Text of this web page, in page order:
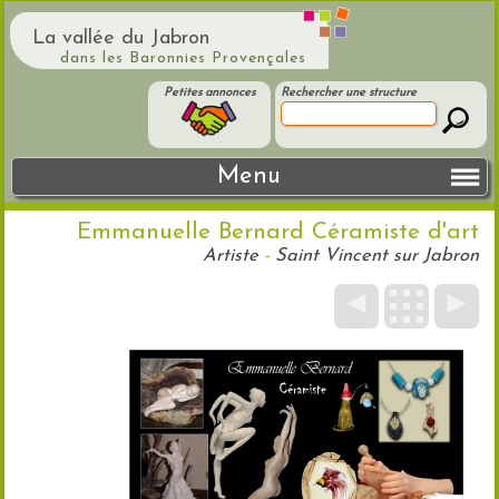
La vallée du Jabron
dans les Baronnies Provençales
Rechercher une structure
Petites annonces
Menu
Emmanuelle Bernard Céramiste d'art
Artiste- Saint Vincent sur Jabron